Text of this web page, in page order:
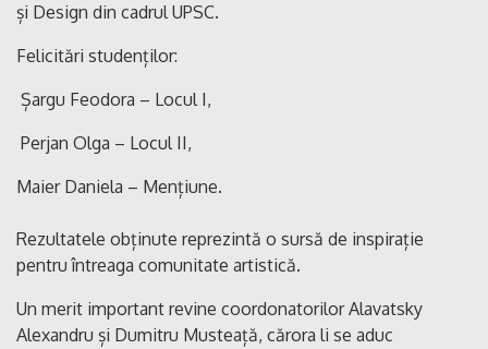
și Design din cadrul UPSC.
Felicitări studenților:
Șargu Feodora – Locul I,
Perjan Olga – Locul II,
Maier Daniela – Mențiune.
Rezultatele obținute reprezintă o sursă de inspirație
pentru întreaga comunitate artistică.
Un merit important revine coordonatorilor Alavatsky
Alexandru și Dumitru Musteață, cărora li se aduc